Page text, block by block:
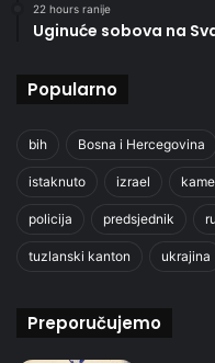
22 hours ranije
Uginuće sobova na
Popularno
bih Bosna i Hercegovina
istaknuto izrael
policija predsjednik
tuzlanski kanton ukrajina
Preporučujemo